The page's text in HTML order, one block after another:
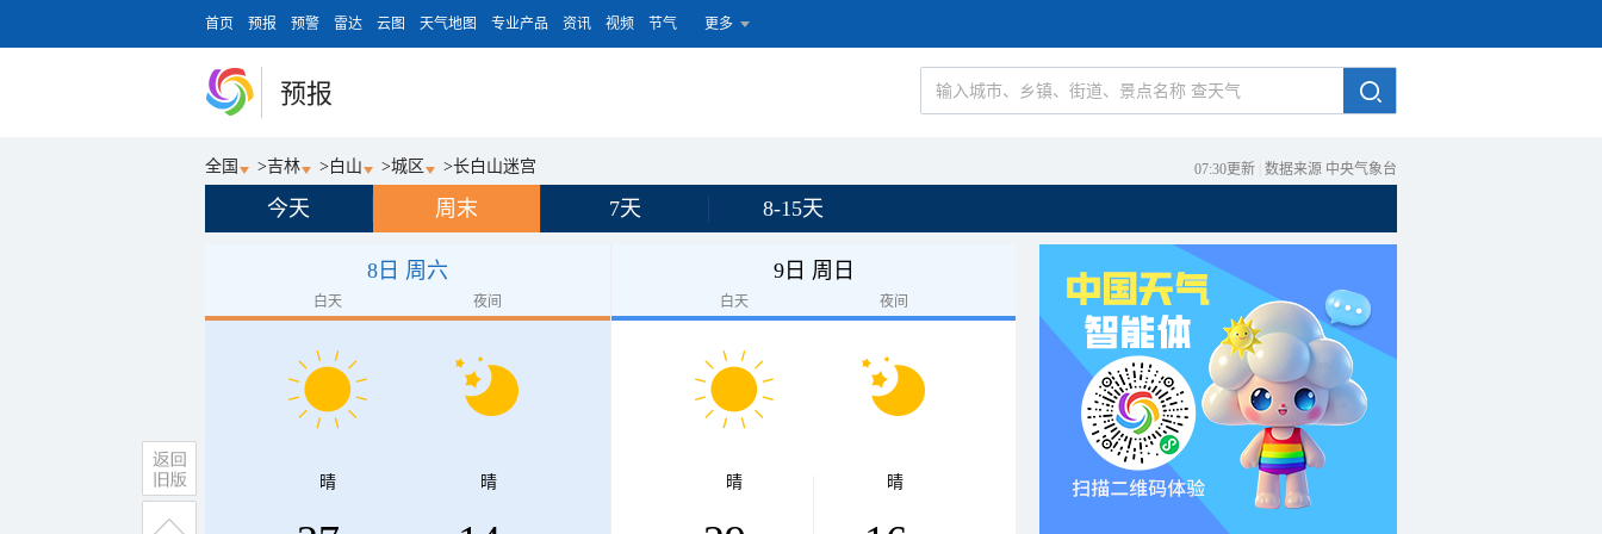
首页 预报 预警 雷达 云图 天气地图 专业产品 资讯 视频 节气 更多
预报
全国 >吉林 > 白山 >城区 >长白山迷宫 07:30更新 数据来源 中央气象台
今天 周末 7天 8-15天
8日 周六
白天 夜间
晴 晴
9日 周日
白天 夜间
晴 晴